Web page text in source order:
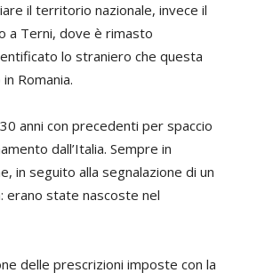
il territorio nazionale, invece il
a Terni, dove è rimasto
lo straniero che questa
Romania.
anni con precedenti per spaccio
dall’Italia. Sempre in
in seguito alla segnalazione di un
erano state nascoste nel
delle prescrizioni imposte con la